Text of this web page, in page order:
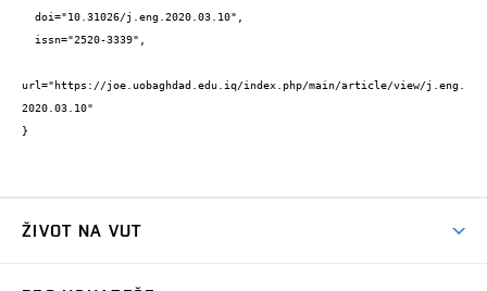
url="https://joe.uobaghdad.edu.iq/index.php/main/article/view/j.eng.
2020.03.10"
}
ŽIVOT NA VUT